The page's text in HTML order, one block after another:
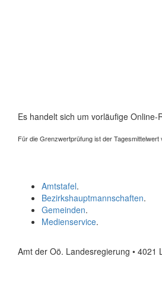
Es handelt sich um vorläufige
Für die Grenzwertprüfung ist der
Amtstafel.
Bezirkshauptmannschaften.
Gemeinden.
Medienservice.
Amt der Oö. Landesregierung • 4021